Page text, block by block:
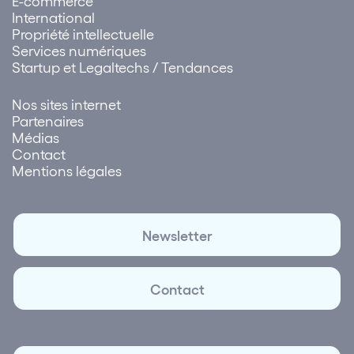
International
Propriété intellectuelle
Services numériques
Startup et Legaltechs / Tendances
Nos sites internet
Partenaires
Médias
Contact
Mentions légales
Newsletter
Contact